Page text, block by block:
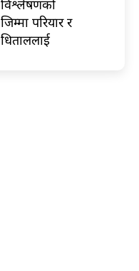
विश्लेषणको
जिम्मा परियार र
धिताललाई